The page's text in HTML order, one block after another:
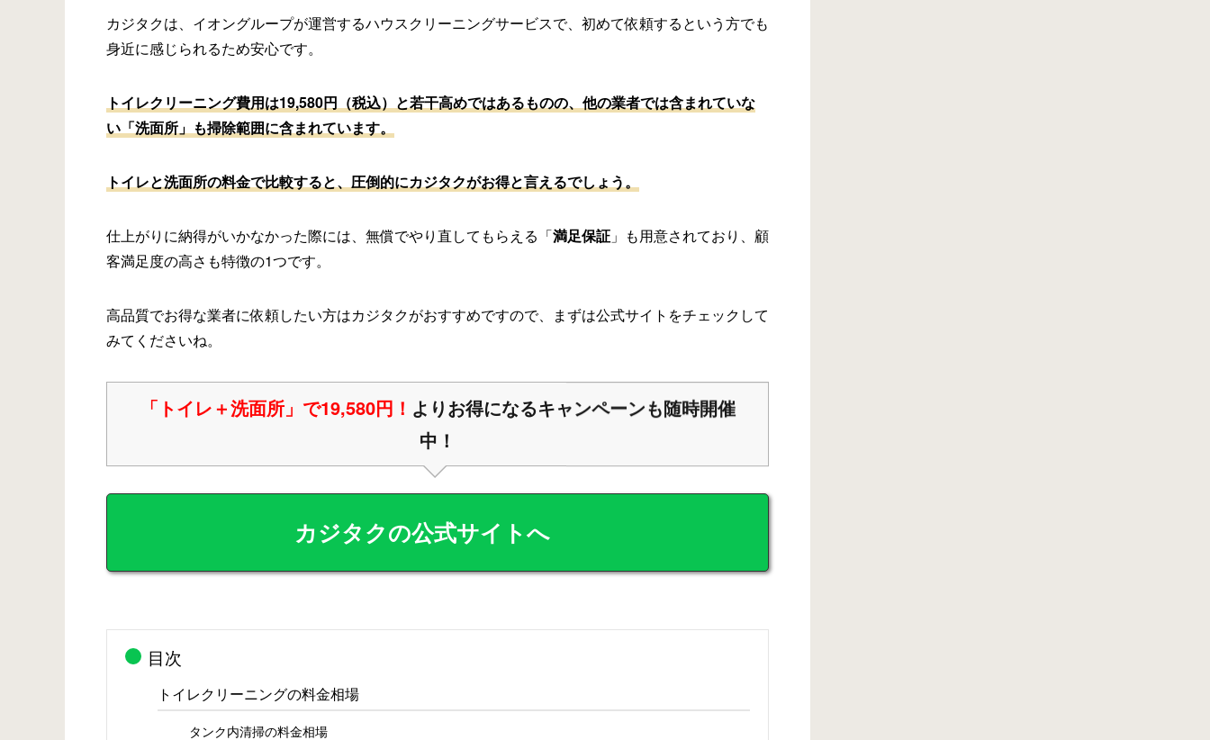
カジタクは、イオングループが運営するハウスクリーニングサービスで、初めて依頼するという方でも
身近に感じられるため安心です。
トイレクリーニング費用は19,580円（税込）と若干高めではあるものの、他の業者では含まれていな
い「洗面所」も掃除範囲に含まれています。
トイレと洗面所の料金で比較すると、圧倒的にカジタクがお得と言えるでしょう。
仕上がりに納得がいかなかった際には、無償でやり直してもらえる「満足保証 」も用意されており、顧
客満足度の高さも特徴の1つです。
高品質でお得な業者に依頼したい方はカジタクがおすすめですので、まずは公式サイトをチェックして
みてくださいね。
「トイレ＋洗面所」で19,580円！ よりお得になるキャンペーンも随時開催
中！
カジタクの公式サイトへ
目次
トイレクリーニングの料金相場
タンク内清掃の料金相場